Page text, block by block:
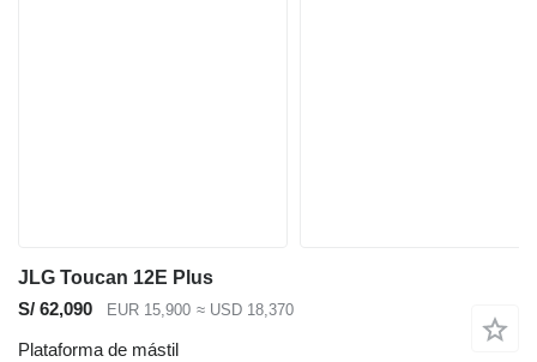
JLG Toucan 12E Plus
S/ 62,090
EUR 15,900 ≈ USD 18,370
Plataforma de mástil